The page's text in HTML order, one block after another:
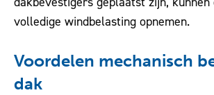
volledige windbelasting opnemen.
Voordelen mechanisch
dak